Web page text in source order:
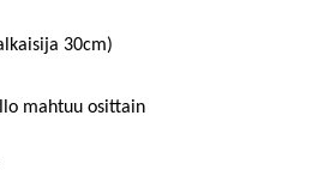
30cm)
mahtuu osittain